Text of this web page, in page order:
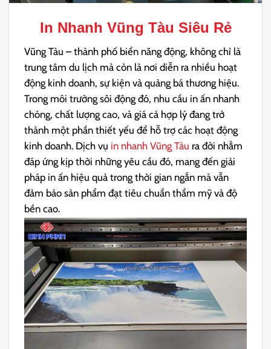
In Nhanh Vũng Tàu Siêu Rẻ
Vũng Tàu – thành phố biển năng động, không chỉ là
trung tâm du lịch mà còn là nơi diễn ra nhiều hoạt
động kinh doanh, sự kiện và quảng bá thương hiệu.
Trong môi trường sôi động đó, nhu cầu in ấn nhanh
chóng, chất lượng cao, và giá cả hợp lý đang trở
thành một phần thiết yếu để hỗ trợ các hoạt động
kinh doanh. Dịch vụ in nhanh Vũng Tàu ra đời nhằm
đáp ứng kịp thời những yêu cầu đó, mang đến giải
pháp in ấn hiệu quả trong thời gian ngắn mà vẫn
đảm bảo sản phẩm đạt tiêu chuẩn thẩm mỹ và độ
bền cao.